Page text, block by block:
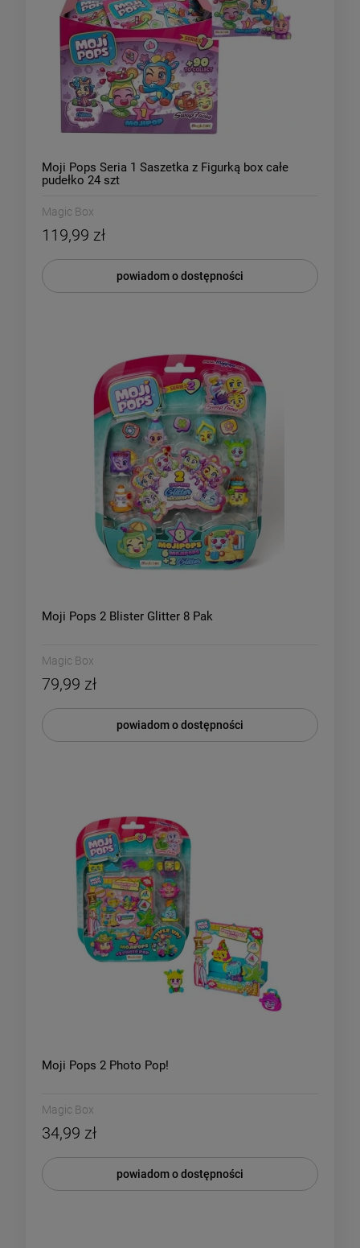
Moji Pops Seria 1 Saszetka z Figurką box całe
pudełko 24 szt
Magic Box
119,99 zł
powiadom o dostępności
Moji Pops 2 Blister Glitter 8 Pak
Magic Box
79,99 zł
powiadom o dostępności
Moji Pops 2 Photo Pop!
Magic Box
34,99 zł
powiadom o dostępności